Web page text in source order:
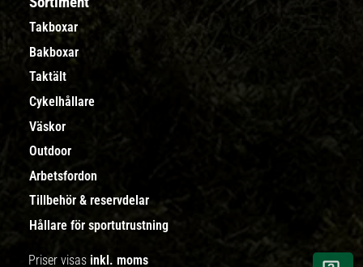
Takboxar
Bakboxar
Taktält
Cykelhållare
Väskor
Outdoor
Arbetsfordon
Tillbehör & reservdelar
Hållare för sportutrustning
Priser visas inkl. moms